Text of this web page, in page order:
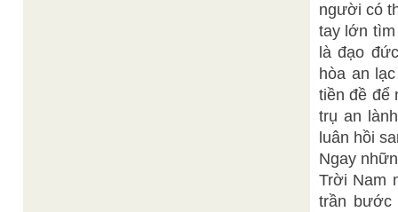
người có
tay lớn
là đạo
hòa an
tiền đề để
trụ an
luân hồi
Ngay
Trời Nam
trần bước